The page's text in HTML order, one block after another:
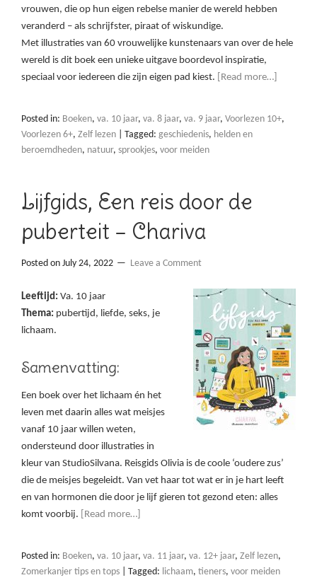
vrouwen, die op hun eigen rebelse manier de wereld hebben
veranderd – als schrijfster, piraat of wiskundige.
Met illustraties van 60 vrouwelijke kunstenaars van over de hele
wereld is dit boek een unieke uitgave boordevol inspiratie,
speciaal voor iedereen die zijn eigen pad kiest.
[Read more…]
Posted in: Boeken, va. 10 jaar, va. 8 jaar, va. 9 jaar, Voorlezen 10+,
Voorlezen 6+, Zelf lezen Tagged: geschiedenis, helden en
beroemdheden, natuur, sprookjes, voor meiden
Lijfgids, Een reis door de
puberteit – Chariva
Posted on July 24, 2022 Leave a Comment
Leeftijd: Va. 10 jaar
Thema: pubertijd, liefde, seks, je
lichaam.
Samenvatting:
Een boek over het lichaam én het
leven met daarin alles wat meisjes
vanaf 10 jaar willen weten,
ondersteund door illustraties in
kleur van StudioSilvana. Reisgids Olivia is de coole ‘oudere zus’
die de meisjes begeleidt. Van vet haar tot wat er in je hart leeft
en van hormonen die door je lijf gieren tot gezond eten: alles
komt voorbij.
[Read more…]
Posted in: Boeken, va. 10 jaar, va. 11 jaar, va. 12+ jaar, Zelf lezen,
Zomerkanjer tips en tops
Tagged: lichaam, tieners, voor meiden